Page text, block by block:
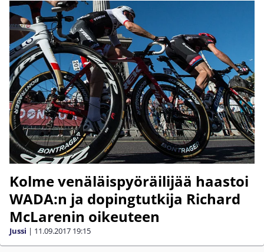
Kolme venäläispyöräilijää haastoi
WADA:n ja dopingtutkija Richard
McLarenin oikeuteen
Jussi | 11.09.2017 19:15